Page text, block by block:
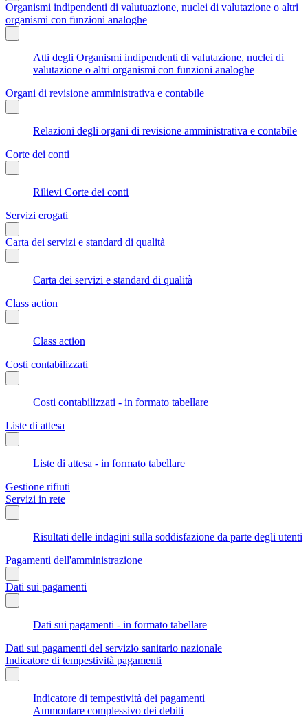
Organismi indipendenti di valutuazione, nuclei di valutazione o altri
organismi con funzioni analoghe
Atti degli Organismi indipendenti di valutazione, nuclei di
valutazione o altri organismi con funzioni analoghe
Organi di revisione amministrativa e contabile
Relazioni degli organi di revisione amministrativa e contabile
Corte dei conti
Rilievi Corte dei conti
Servizi erogati
Carta dei servizi e standard di qualità
Carta dei servizi e standard di qualità
Class action
Class action
Costi contabilizzati
Costi contabilizzati - in formato tabellare
Liste di attesa
Liste di attesa - in formato tabellare
Gestione rifiuti
Servizi in rete
Risultati delle indagini sulla soddisfazione da parte degli utenti
Pagamenti dell'amministrazione
Dati sui pagamenti
Dati sui pagamenti - in formato tabellare
Dati sui pagamenti del servizio sanitario nazionale
Indicatore di tempestività pagamenti
Indicatore di tempestività dei pagamenti
Ammontare complessivo dei debiti